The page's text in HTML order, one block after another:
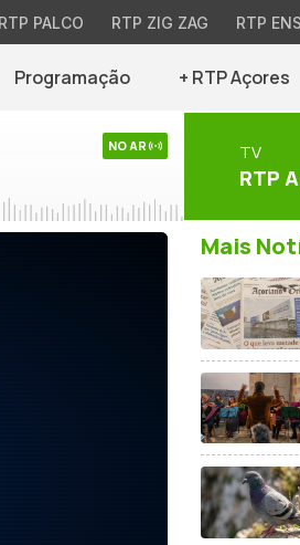
RTP PALCO RTP ZIG ZAG RTP
Programação + RTP Açores
NO AR TV
RTP
Mais